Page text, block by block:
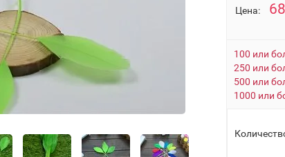
Цена:
100 или
250 или
500 или
1000 или